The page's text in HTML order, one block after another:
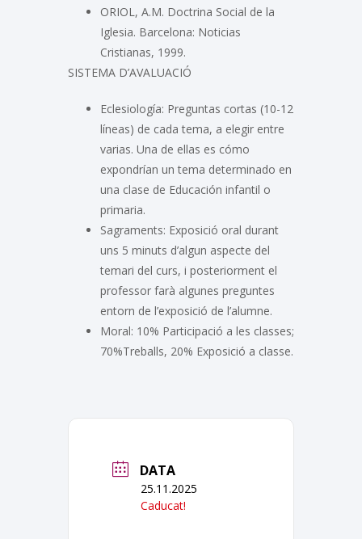
ORIOL, A.M. Doctrina Social de la
Iglesia. Barcelona: Noticias
Cristianas, 1999.
SISTEMA D’AVALUACIÓ
Eclesiología: Preguntas cortas (10-12
líneas) de cada tema, a elegir entre
varias. Una de ellas es cómo
expondrían un tema determinado en
una clase de Educación infantil o
primaria.
Sagraments: Exposició oral durant
uns 5 minuts d’algun aspecte del
temari del curs, i posteriorment el
professor farà algunes preguntes
entorn de l’exposició de l’alumne.
Moral: 10% Participació a les classes;
70%Treballs, 20% Exposició a classe.
DATA
25.11.2025
Caducat!